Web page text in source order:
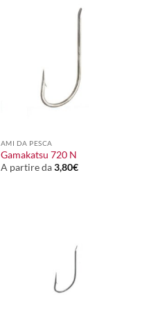
AMI DA PESCA
Gamakatsu 720 N
A partire da3,80€